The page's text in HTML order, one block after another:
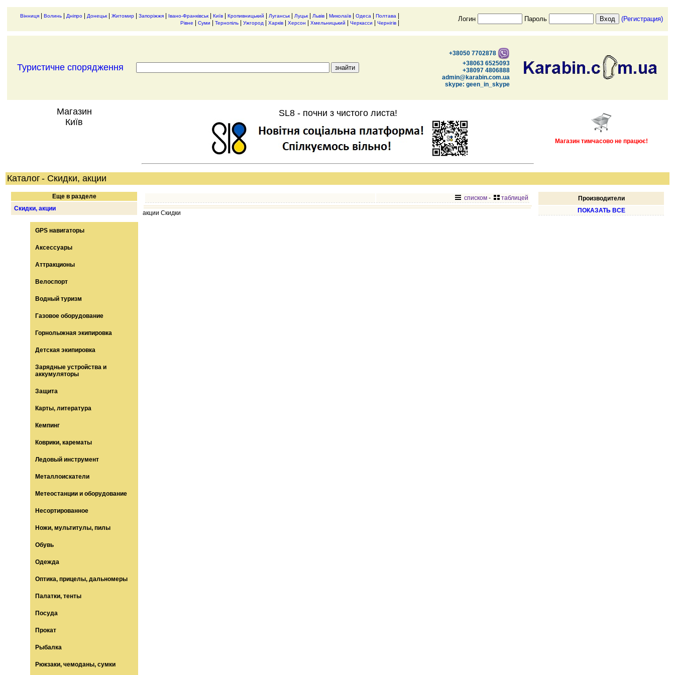
Вінниця Волинь Дніпро Донецьк| Житомир Запоріжжя Івано-Франківськ| Київ Кропивницький Луганськ| Луцьк| Львів Миколаїв Одеса Полтава
Рівне Суми Тернопіль Ужгород Харків Херсон Хмельницький Черкасси Чернігів
Логин Пароль (Регистрация)
Туристичне спорядження
+38050 7702878
+38063 6525093
+38097 4806888
admin@karabin.com.ua
skype: geen_in_skype
Магазин
Київ
SL8 - почни з чистого листа!
Магазин тимчасово не працює!
Каталог - Скидки, акции
Еще в разделе
Скидки, акции
GPS навигаторы
Аксессуары
Аттракционы
Велоспорт
Водный туризм
Газовое оборудование
Горнолыжная экипировка
Детская экипировка
Зарядные устройства и
аккумуляторы
Защита
Карты, литература
Кемпинг
Коврики, карематы
Ледовый инструмент
Металлоискатели
Метеостанции и оборудование
Несортированное
Ножи, мультитулы, пилы
Обувь
Одежда
Оптика, прицелы, дальномеры
Палатки, тенты
Посуда
Прокат
Рыбалка
Рюкзаки, чемоданы, сумки
списком - таблицей
акции Скидки
Производители
ПОКАЗАТЬ ВСЕ